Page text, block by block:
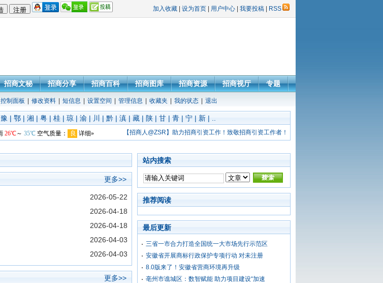
加入收藏 设为首页 用户中心 我要投稿 RSS
招商文秘 招商分享 招商百科 招商图库 招商资源 招商视厅 专题
控制面板 修改资料 短信息 设置空间 管理信息 收藏夹 我的状态 退出
豫 | 鄂 | 湘 | 粤 | 桂 | 琼 | 渝 | 川 | 黔 | 滇 | 藏 | 陕 | 甘 | 青 | 宁 | 新 |
【招商人@ZSR】助力招商引资工作！致敬招商引资工作者！
更多>>
2026-05-22
2026-04-18
2026-04-18
2026-04-03
2026-04-03
更多>>
站内搜索
推荐阅读
最后更新
三省一市合力打造全国统一大市场先行示范区
安徽省开展商标行政保护专项行动 对未注册
8.0版来了！安徽省营商环境再升级
亳州市谯城区：数智赋能 助力项目建设“加速